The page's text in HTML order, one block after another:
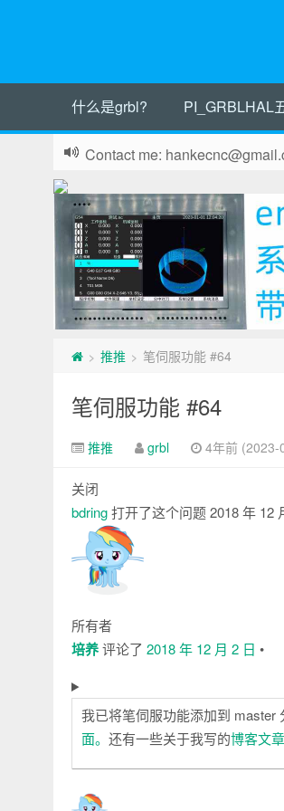
什么是grbl? PI_GRBLHAL
Contact me:
> 推推 > 笔伺服功能 #64
笔伺服功能 #64
推推 grbl 4年前 (2023-
关闭
bdring打开了这个问题2018 年 12
注
所有者
培养评论了 2018 年 12 月 2 日 •
我已将笔伺服功能添加到 master
面。 还有一些关于我写的博客文